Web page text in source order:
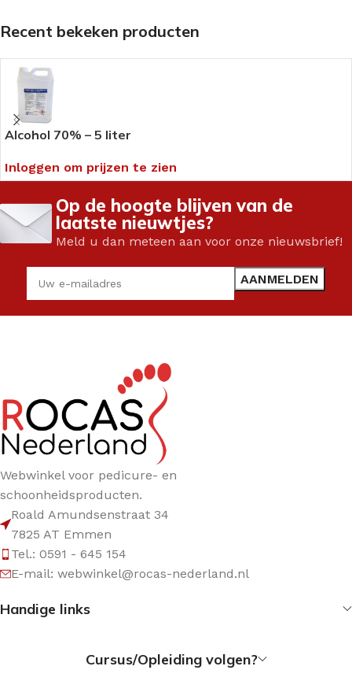
Recent bekeken producten
Alcohol 70% – 5 liter
Inloggen om prijzen te zien
Op de hoogte blijven van de
laatste nieuwtjes?
Meld u dan meteen aan voor onze nieuwsbrief!
Webwinkel voor pedicure- en
schoonheidsproducten.
Roald Amundsenstraat 34
7825 AT Emmen
Tel.: 0591 - 645 154
E-mail: webwinkel@rocas-nederland.nl
Handige links
Cursus/Opleiding volgen?